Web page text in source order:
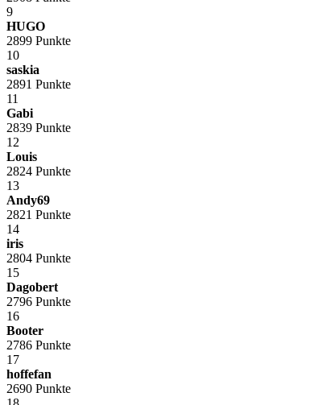
9
HUGO
2899 Punkte
10
saskia
2891 Punkte
11
Gabi
2839 Punkte
12
Louis
2824 Punkte
13
Andy69
2821 Punkte
14
iris
2804 Punkte
15
Dagobert
2796 Punkte
16
Booter
2786 Punkte
17
hoffefan
2690 Punkte